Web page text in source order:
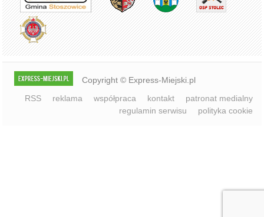
Copyright © Express-Miejski.pl
RSS
reklama współpraca kontakt
patronat medialny
regulamin serwisu
polityka cookie